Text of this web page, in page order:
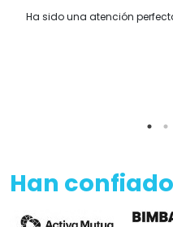
Ha sido una atención
Han